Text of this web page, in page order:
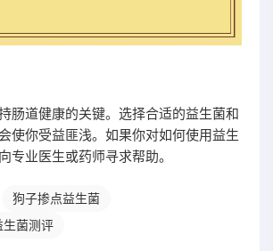
肠道健康的关键。选择合适的益生菌和
使你受益匪浅。如果你对如何使用益生
专业医生或药师寻求帮助。
狗子掺点益生菌
菌测评